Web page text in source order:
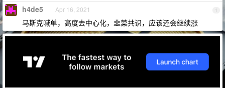
1
h4de5 Apr 16, 2021
马斯克喊单，高度去中心化，韭菜共识，应该还会继续涨